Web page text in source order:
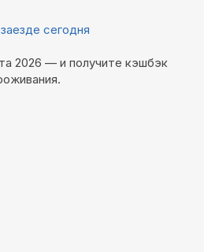
сегодня
2026 — и получите кэшбэк